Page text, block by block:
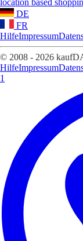
location based
DE
FR
HilfeImpressum
© 2008 - 2026
HilfeImpressum
1